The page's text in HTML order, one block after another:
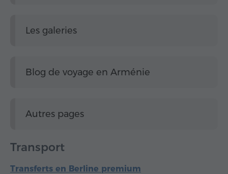
Les galeries
Blog de voyage en Arménie
Autres pages
Transport
Transferts en Berline premium